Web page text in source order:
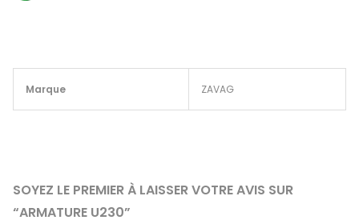
Marque ZAVAG
SOYEZ LE PREMIER À LAISSER VOTRE AVIS SUR
“ARMATURE U230”